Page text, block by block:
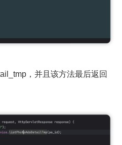
，并且该方法最后返回